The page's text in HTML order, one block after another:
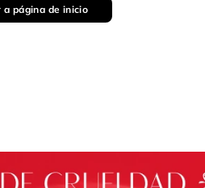
a página de inicio